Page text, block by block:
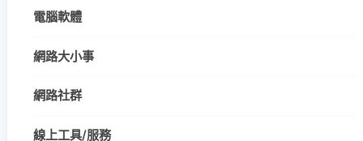
電腦軟體
網路大小事
網路社群
線上工具/服務